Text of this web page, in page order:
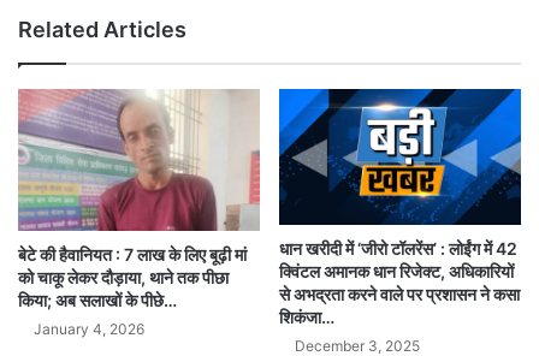
Related Articles
बेटे की हैवानियत : 7 लाख के लिए बूढ़ी मां
को चाकू लेकर दौड़ाया, थाने तक पीछा
किया; अब सलाखों के पीछे…
January 4, 2026
धान खरीदी में ‘जीरो टॉलरेंस’ : लोईंग में 42
क्विंटल अमानक धान रिजेक्ट, अधिकारियों
से अभद्रता करने वाले पर प्रशासन ने कसा
शिकंजा…
December 3, 2025